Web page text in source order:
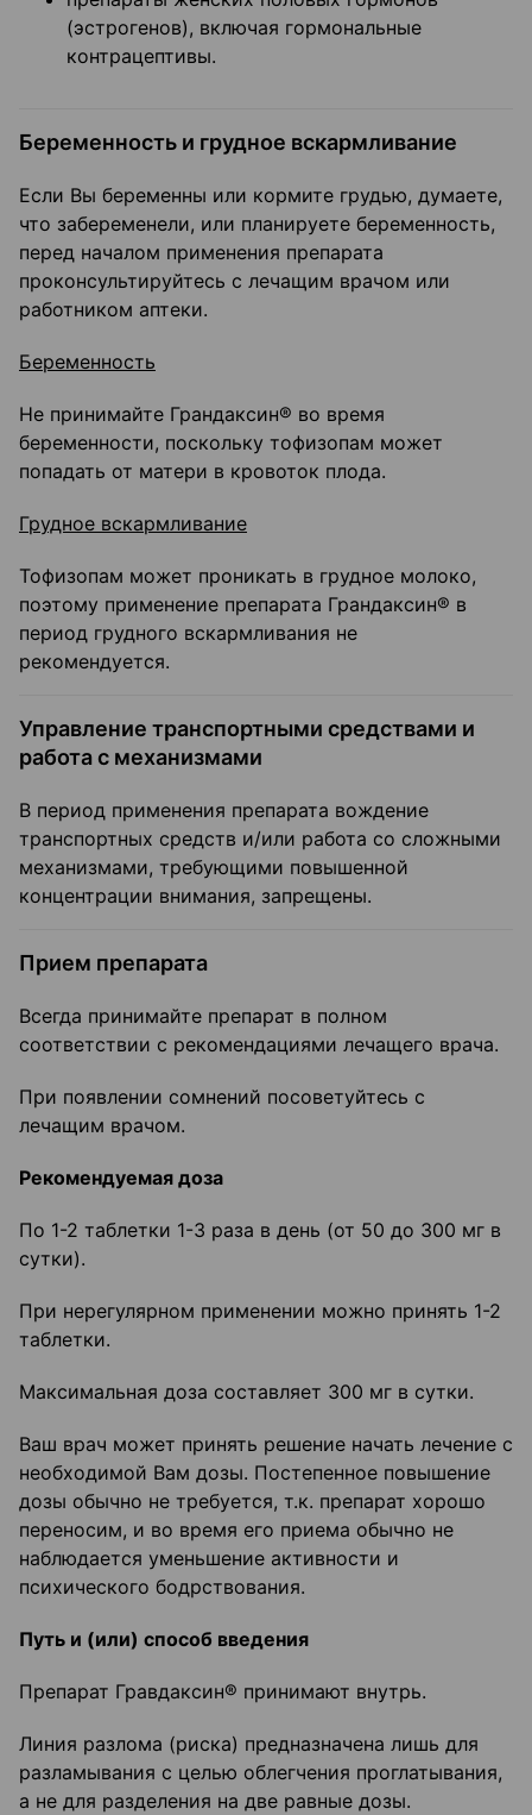
(эстрогенов), включая гормональные
контрацептивы.
Беременность и грудное вскармливание
Если Вы беременны или кормите грудью, думаете,
что забеременели, или планируете беременность,
перед началом применения препарата
проконсультируйтесь с лечащим врачом или
работником аптеки.
Беременность
Не принимайте Грандаксин® во время
беременности, поскольку тофизопам может
попадать от матери в кровоток плода.
Грудное вскармливание
Тофизопам может проникать в грудное молоко,
поэтому применение препарата Грандаксин® в
период грудного вскармливания не
рекомендуется.
Управление транспортными средствами и
работа с механизмами
В период применения препарата вождение
транспортных средств и/или работа со сложными
механизмами, требующими повышенной
концентрации внимания, запрещены.
Прием препарата
Всегда принимайте препарат в полном
соответствии с рекомендациями лечащего врача.
При появлении сомнений посоветуйтесь с
лечащим врачом.
Рекомендуемая доза
По 1-2 таблетки 1-3 раза в день (от 50 до 300 мг в
сутки).
При нерегулярном применении можно принять 1-2
таблетки.
Максимальная доза составляет 300 мг в сутки.
Ваш врач может принять решение начать лечение с
необходимой Вам дозы. Постепенное повышение
дозы обычно не требуется, т.к. препарат хорошо
переносим, и во время его приема обычно не
наблюдается уменьшение активности и
психического бодрствования.
Путь и (или) способ введения
Препарат Гравдаксин® принимают внутрь.
Линия разлома (риска) предназначена лишь для
разламывания с целью облегчения проглатывания,
а не для разделения на две равные дозы.